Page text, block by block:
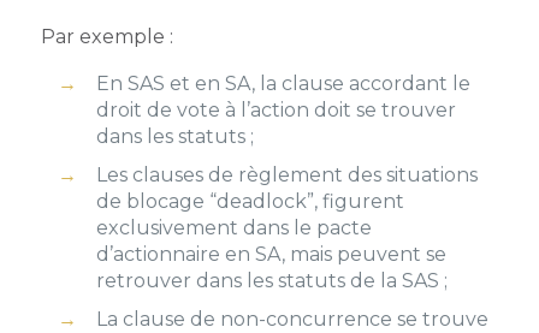
Par exemple :
En SAS et en SA, la clause accordant le
droit de vote à l’action doit se trouver
dans les statuts ;
Les clauses de règlement des situations
de blocage “deadlock”, figurent
exclusivement dans le pacte
d’actionnaire en SA, mais peuvent se
retrouver dans les statuts de la SAS ;
La clause de non-concurrence se trouve